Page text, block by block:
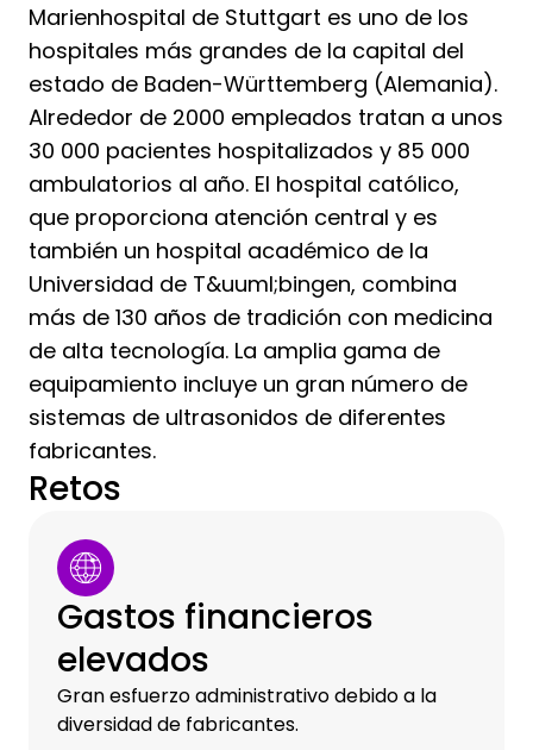
Marienhospital de Stuttgart es uno de los
hospitales más grandes de la capital del
estado de Baden-Württemberg (Alemania).
Alrededor de 2000 empleados tratan a unos
30 000 pacientes hospitalizados y 85 000
ambulatorios al año. El hospital católico,
que proporciona atención central y es
también un hospital académico de la
Universidad de T&uuml;bingen, combina
más de 130 años de tradición con medicina
de alta tecnología. La amplia gama de
equipamiento incluye un gran número de
sistemas de ultrasonidos de diferentes
fabricantes.
Retos
Gastos financieros
elevados
Gran esfuerzo administrativo debido a la
diversidad de fabricantes.